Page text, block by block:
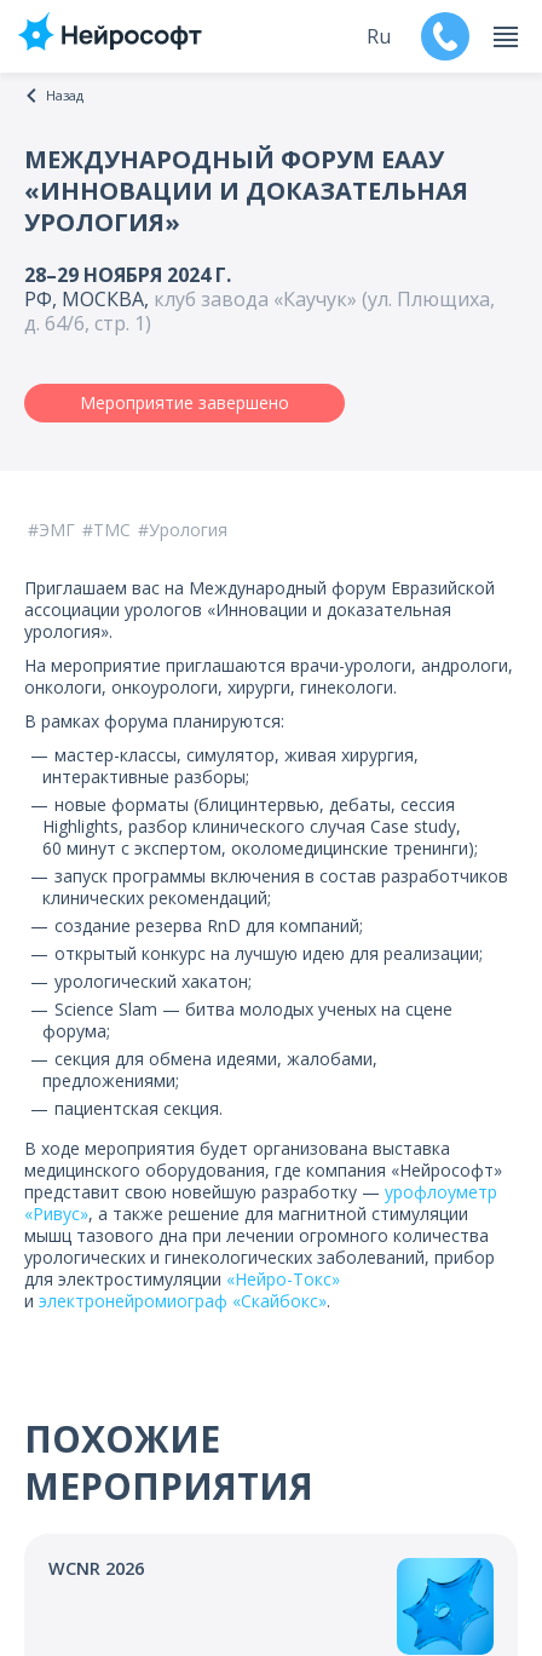
Продукты
Контакты
Карьера
Ru
Назад
МЕЖДУНАРОДНЫЙ ФОРУМ ЕААУ
«ИННОВАЦИИ И ДОКАЗАТЕЛЬНАЯ
УРОЛОГИЯ»
28–29 НОЯБРЯ 2024 Г.
РФ, МОСКВА, клуб завода «Каучук» (ул. Плющиха,
д. 64/6, стр. 1)
Мероприятие завершено
ЭМГ ТМС Урология
Приглашаем вас на Международный форум Евразийской
ассоциации урологов «Инновации и доказательная
урология».
На мероприятие приглашаются врачи-урологи, андрологи,
онкологи, онкоурологи, хирурги, гинекологи.
В рамках форума планируются:
мастер-классы, симулятор, живая хирургия,
интерактивные разборы;
новые форматы (блицинтервью, дебаты, сессия
Highlights, разбор клинического случая Case study,
60 минут с экспертом, околомедицинские тренинги);
запуск программы включения в состав разработчиков
клинических рекомендаций;
создание резерва RnD для компаний;
открытый конкурс на лучшую идею для реализации;
урологический хакатон;
Science Slam — битва молодых ученых на сцене
форума;
секция для обмена идеями, жалобами,
предложениями;
пациентская секция.
В ходе мероприятия будет организована выставка
медицинского оборудования, где компания «Нейрософт»
представит свою новейшую разработку — урофлоуметр
«Ривус», а также решение для магнитной стимуляции
мышц тазового дна при лечении огромного количества
урологических и гинекологических заболеваний, прибор
для электростимуляции «Нейро-Токс»
и электронейромиограф «Скайбокс».
ПОХОЖИЕ
МЕРОПРИЯТИЯ
WCNR 2026